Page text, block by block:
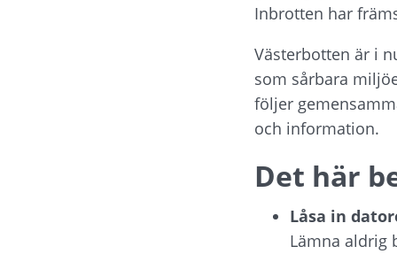
Inbrotten har
Västerbotten är i
som sårbara
följer
och information.
Det här
Låsa in
Lämna aldrig